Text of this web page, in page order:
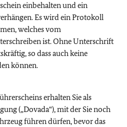
einbehalten und ein
Es wird ein Protokoll
welches vom
ist. Ohne Unterschrift
so dass auch keine
können.
erhalten Sie als
(„Dovada“), mit der Sie noch
führen dürfen, bevor das